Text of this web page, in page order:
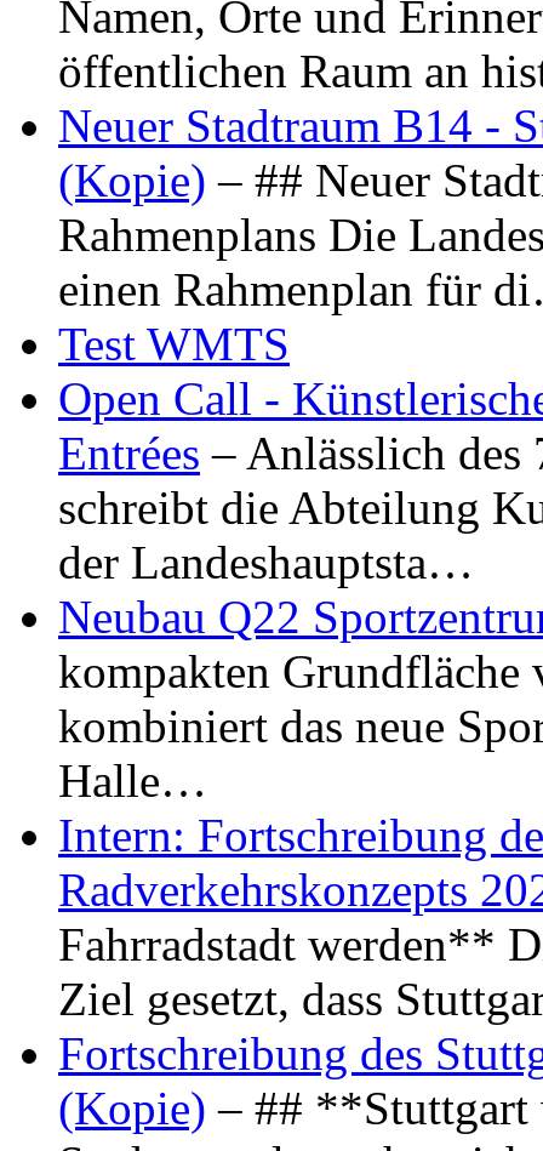
Namen, Orte und
öffentlichen Raum an
Neuer Stadtraum B14 -
(Kopie) – ## Neuer
Rahmenplans Die
einen Rahmenplan für
Test WMTS
Open Call -
Entrées – Anlässlich
schreibt die Abteilung
der Landeshauptsta…
Neubau Q22
kompakten Grundfläche
kombiniert das neue
Halle…
Intern: Fortschreibung
Radverkehrskonzepts
Fahrradstadt werden**
Ziel gesetzt, dass
Fortschreibung des
(Kopie) – ## **Stuttgart